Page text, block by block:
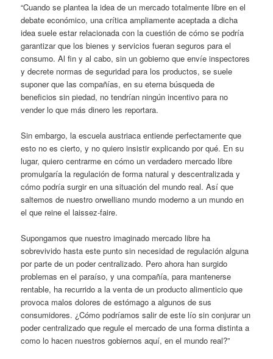
“Cuando se plantea la idea de un mercado totalmente libre en el
debate económico, una crítica ampliamente aceptada a dicha
idea suele estar relacionada con la cuestión de cómo se podría
garantizar que los bienes y servicios fueran seguros para el
consumo. Al fin y al cabo, sin un gobierno que envíe inspectores
y decrete normas de seguridad para los productos, se suele
suponer que las compañías, en su eterna búsqueda de
beneficios sin piedad, no tendrían ningún incentivo para no
vender lo que más dinero les reportara.
Sin embargo, la escuela austriaca entiende perfectamente que
esto no es cierto, y no quiero insistir explicando por qué. En su
lugar, quiero centrarme en cómo un verdadero mercado libre
promulgaría la regulación de forma natural y descentralizada y
cómo podría surgir en una situación del mundo real. Así que
saltemos de nuestro orwelliano mundo moderno a un mundo en
el que reine el laissez-faire.
Supongamos que nuestro imaginado mercado libre ha
sobrevivido hasta este punto sin necesidad de regulación alguna
por parte de un poder centralizado. Pero ahora han surgido
problemas en el paraíso, y una compañía, para mantenerse
rentable, ha recurrido a la venta de un producto alimenticio que
provoca malos dolores de estómago a algunos de sus
consumidores. ¿Cómo podríamos salir de este lío sin conjurar un
poder centralizado que regule el mercado de una forma distinta a
como lo hacen nuestros gobiernos aquí, en el mundo real?”